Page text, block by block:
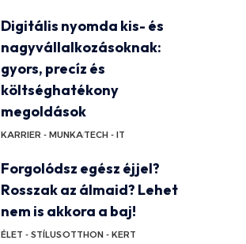
Digitális nyomda kis- és
nagyvállalkozásoknak:
gyors, precíz és
költséghatékony
megoldások
KARRIER - MUNKATECH - IT
Forgolódsz egész éjjel?
Rosszak az álmaid? Lehet
nem is akkora a baj!
ÉLET - STÍLUSOTTHON - KERT